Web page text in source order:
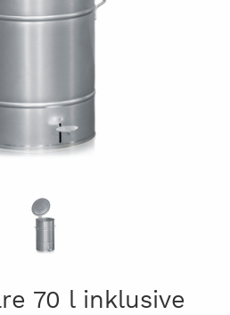
70 l inklusive